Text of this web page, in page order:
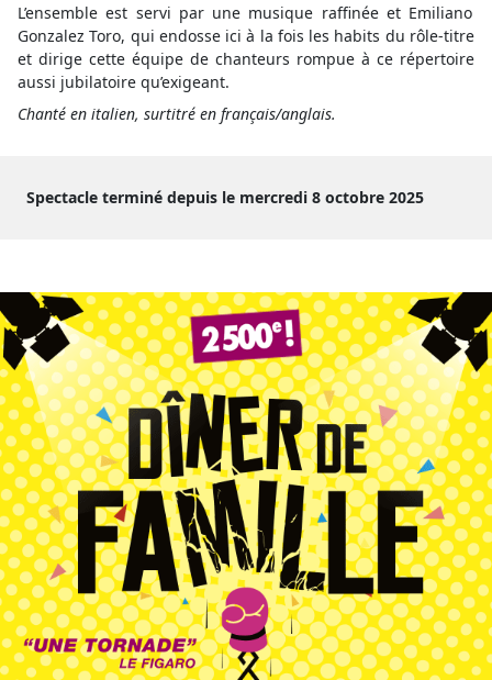
L’ensemble est servi par une musique raffinée et Emiliano
Gonzalez Toro, qui endosse ici à la fois les habits du rôle-titre
et dirige cette équipe de chanteurs rompue à ce répertoire
aussi jubilatoire qu’exigeant.
Chanté en italien, surtitré en français/anglais.
Spectacle terminé depuis le mercredi 8 octobre 2025